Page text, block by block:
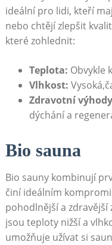
ideální pro lidi, ‍kteří
nebo chtějí zlepšit
které zohlednit:
Teplota: Obvykle‍
Vlhkost:
Zdravotní‍
‍dýchání a
Bio sauna
Bio sauny⁤ kombinují
činí ideálním
pohodlnější a
⁤jsou teploty nižší a
umožňuje užívat si